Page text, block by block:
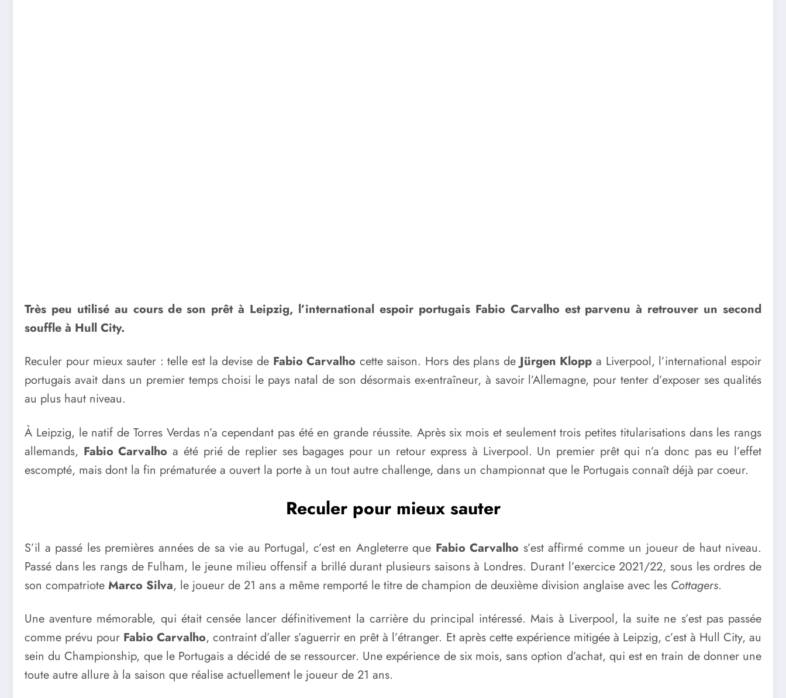
Très peu utilisé au cours de son prêt à Leipzig, l’international espoir portugais Fabio Carvalho est parvenu à retrouver un second
souffle à Hull City.
Reculer pour mieux sauter : telle est la devise de Fabio Carvalho cette saison. Hors des plans deJürgen Klopp a Liverpool, l’international espoir
portugais avait dans un premier temps choisi le pays natal de son désormais ex-entraîneur, à savoir l’Allemagne, pour tenter d’exposer ses qualités
au plus haut niveau.
À Leipzig, le natif de Torres Verdas n’a cependant pas été en grande réussite. Après six mois et seulement trois petites titularisations dans les rangs
allemands, Fabio Carvalho a été prié de replier ses bagages pour un retour express à Liverpool. Un premier prêt qui n’a donc pas eu l’effet
escompté, mais dont la fin prématurée a ouvert la porte à un tout autre challenge, dans un championnat que le Portugais connaît déjà par coeur.
Reculer pour mieux sauter
S’il a passé les premières années de sa vie au Portugal, c’est en Angleterre que Fabio Carvalho s’est affirmé comme un joueur de haut niveau.
Passé dans les rangs de Fulham, le jeune milieu offensif a brillé durant plusieurs saisons à Londres. Durant l’exercice 2021/22, sous les ordres de
son compatriote Marco Silva, le joueur de 21 ans a même remporté le titre de champion de deuxième division anglaise avec les Cottagers.
Une aventure mémorable, qui était censée lancer définitivement la carrière du principal intéressé. Mais à Liverpool, la suite ne s’est pas passée
comme prévu pour Fabio Carvalho, contraint d’aller s’aguerrir en prêt à l’étranger. Et après cette expérience mitigée à Leipzig, c’est à Hull City, au
sein du Championship, que le Portugais a décidé de se ressourcer. Une expérience de six mois, sans option d’achat, qui est en train de donner une
toute autre allure à la saison que réalise actuellement le joueur de 21 ans.